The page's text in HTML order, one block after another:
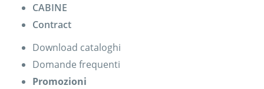
CABINE
Contract
Download cataloghi
Domande frequenti
Promozioni